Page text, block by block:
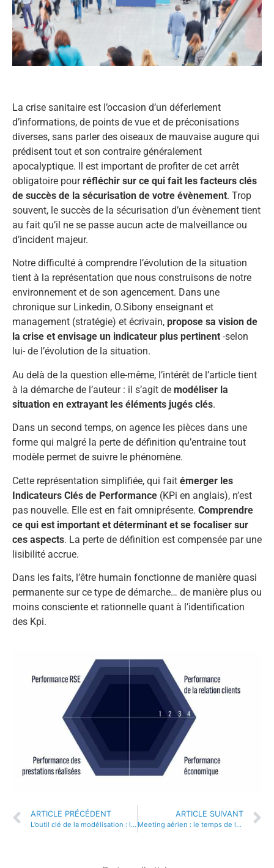
La crise sanitaire est l’occasion d’un déferlement
d’informations, de points de vue et de préconisations
diverses, sans parler des oiseaux de mauvaise augure qui
prédisent tout et son contraire généralement
apocalyptique. Il est important de profiter de cet arrêt
obligatoire pourréfléchir sur ce qui fait les facteurs clés
de succès de la sécurisation de votre évènement. Trop
souvent, le succès de la sécurisation d’un évènement tient
au fait qu’il ne se passe aucun acte de malveillance ou
d’incident majeur.
Notre difficulté à comprendre l’évolution de la situation
tient à la représentation que nous construisons de notre
environnement et de son agencement. Dans une
chronique sur Linkedin, O.Sibony enseignant et
management (stratégie) et écrivain, propose sa vision de
la crise et envisage un indicateur plus pertinent -selon
lui- de l’évolution de la situation.
Au delà de la question elle-même, l’intérêt de l’article tient
à la démarche de l’auteur : il s’agit de modéliser la
situation en extrayant les éléments jugés clés.
Dans un second temps, on agence les pièces dans une
forme qui malgré la perte de définition qu’entraine tout
modèle permet de suivre le phénomène.
Cette représentation simplifiée, qui fait émerger les
Indicateurs Clés de Performance (KPi en anglais), n’est
pas nouvelle. Elle est en fait omniprésente. Comprendre
ce qui est important et déterminant et se focaliser sur
ces aspects. La perte de définition est compensée par une
lisibilité accrue.
Dans les faits, l’être humain fonctionne de manière quasi
permanente sur ce type de démarche… de manière plus ou
moins consciente et rationnelle quant à l’identification
des Kpi.
ARTICLE PRÉCÉDENT
L’outil clé de la modélisation : l’exemple de la ventilation de la Philharmonie
ARTICLE SUIVANT
Meeting aérien : le temps de la réflexion avant la relance de l’activité